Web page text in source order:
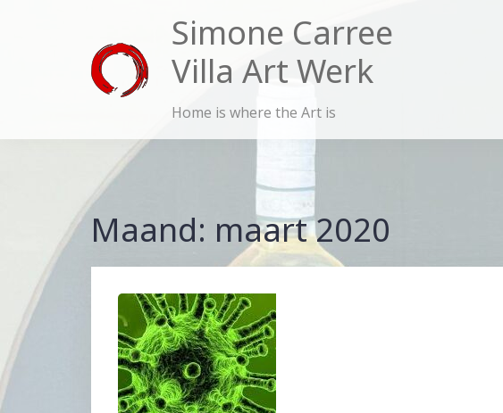
Simone Carree
Villa Art Werk
Home is where the Art is
Maand: maart 2020